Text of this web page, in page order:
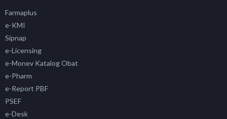
Farmaplus
e-KMI
Sipnap
e-Licensing
e-Monev Katalog Obat
e-Pharm
e-Report PBF
PSEF
e-Desk